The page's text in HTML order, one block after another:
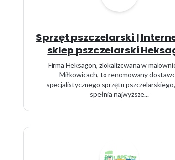
Sprzęt pszczelarski |
sklep pszczelarski
Firma Heksagon, zlokalizowana w
Miłkowicach, to renomowany
specjalistycznego sprzętu
spełnia najwyższe...